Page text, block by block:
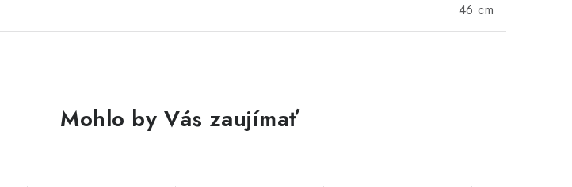
46 cm
Mohlo by Vás zaujímať